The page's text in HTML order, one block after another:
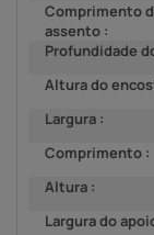
Comprimento
assento :
Profundidade
Altura do
Largura :
Comprimento :
Altura :
Largura do